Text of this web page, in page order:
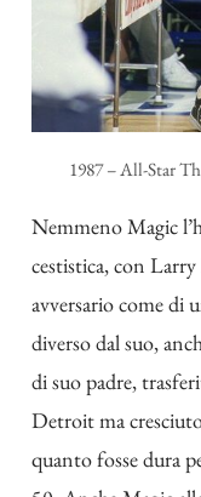
1987 – All-Star
Nemmeno Magic
cestistica, con
avversario come di
diverso dal suo,
di suo padre,
Detroit ma
quanto fosse dura